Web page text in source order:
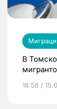
В
18:58 /